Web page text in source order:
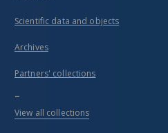
Scientific data and objects
Archives
Partners' collections
...
View all collections